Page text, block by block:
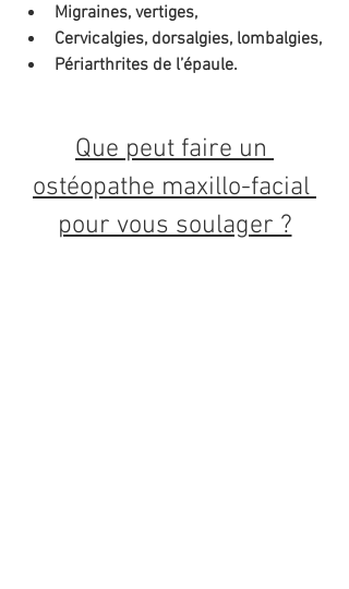
Migraines, vertiges,
Cervicalgies, dorsalgies, lombalgies,
Périarthrites de l’épaule.
Que peut faire un
ostéopathe maxillo-facial
pour vous soulager ?